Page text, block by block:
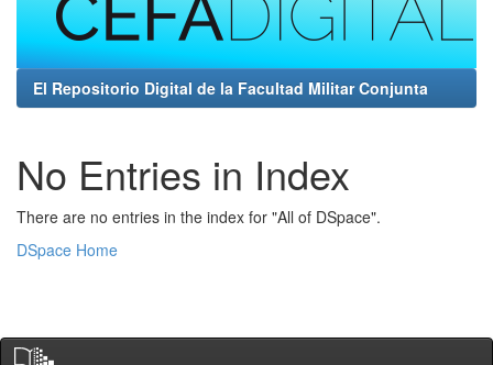
El Repositorio Digital de la Facultad Militar Conjunta
No Entries in Index
There are no entries in the index for "All of DSpace".
DSpace Home